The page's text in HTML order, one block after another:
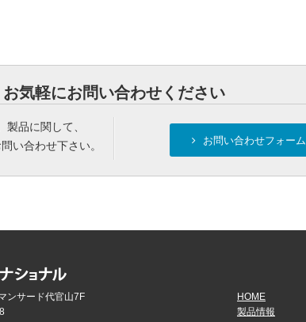
お気軽にお問い合わせください
品に関して、
い合わせ下さい。
お問い合わせフォーム
ンサード代官山7F
HOME
製品情報